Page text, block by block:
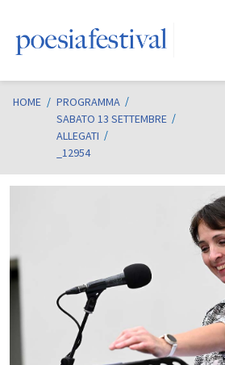
HOME / PROGRAMMA
SABATO 13 SETTEMBRE
ALLEGATI
_12954